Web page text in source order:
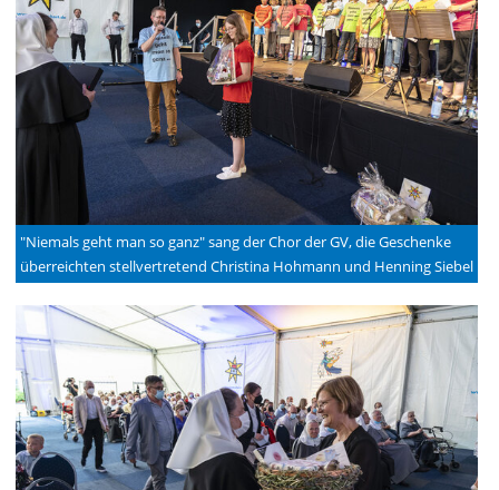
"Niemals geht man so ganz" sang der Chor der GV, die Geschenke
überreichten stellvertretend Christina Hohmann und Henning Siebel